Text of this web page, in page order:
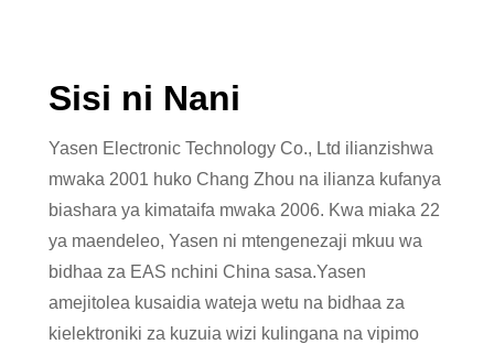
Sisi ni Nani
Yasen Electronic Technology Co., Ltd ilianzishwa
mwaka 2001 huko Chang Zhou na ilianza kufanya
biashara ya kimataifa mwaka 2006. Kwa miaka 22
ya maendeleo, Yasen ni mtengenezaji mkuu wa
bidhaa za EAS nchini China sasa.Yasen
amejitolea kusaidia wateja wetu na bidhaa za
kielektroniki za kuzuia wizi kulingana na vipimo